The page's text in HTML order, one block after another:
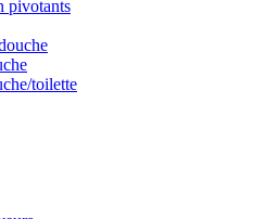
pivotants
toilette